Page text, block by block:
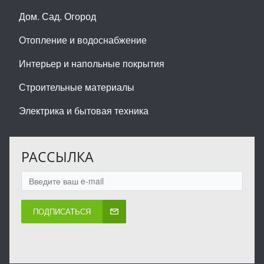
Дом. Сад. Огород
Отопление и водоснабжение
Интерьер и напольные покрытия
Строительные материалы
Электрика и бытовая техника
РАССЫЛКА
ПОДПИСАТЬСЯ